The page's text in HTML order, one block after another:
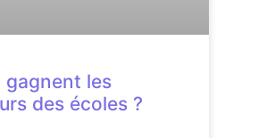
gagnent les
des écoles ?